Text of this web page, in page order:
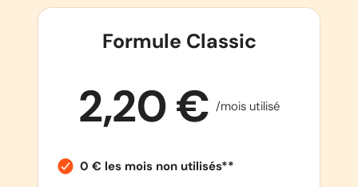
Formule Classic
2,20 € /mois utilisé
0 € les mois non utilisés**